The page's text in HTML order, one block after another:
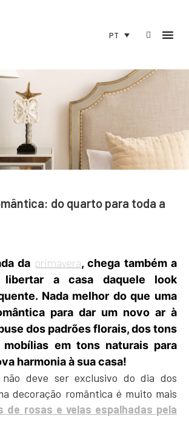
PT
do quarto para toda a
da primavera, chega também a
a casa daquele look
Nada melhor do que uma
para dar um novo ar à
dos padrões florais, dos tons
em tons naturais para
harmonia à sua casa!
não deve ser exclusivo do dia dos
decoração romântica é muito mais
de rosas e velas espalhadas pela